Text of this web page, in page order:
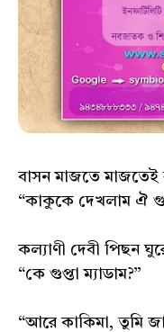
বাসন মাজতে
“কাকুকে দেখলাম ঐ
কল্যাণী দেবী পিছন
“কে গুপ্তা ম্যাডাম?”
“আরে কাকিমা, তুমি